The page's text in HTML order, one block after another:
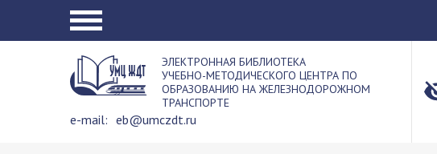
ЭЛЕКТРОННАЯ БИБЛИОТЕКА
УЧЕБНО-МЕТОДИЧЕСКОГО ЦЕНТРА ПО
ОБРАЗОВАНИЮ НА ЖЕЛЕЗНОДОРОЖНОМ
ТРАНСПОРТЕ
e-mail: eb@umczdt.ru